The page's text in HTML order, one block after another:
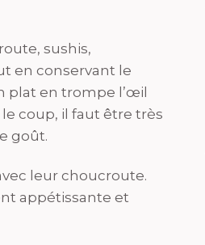
sushis,
en conservant le
plat en trompe l’œil
coup, il faut être très
goût.
leur choucroute.
appétissante et